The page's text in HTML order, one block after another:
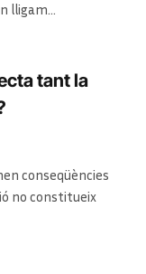
lligam…
tant la
conseqüències
no constitueix